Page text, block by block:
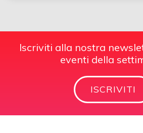
Iscriviti alla nostra
eventi della
ISCRIVITI